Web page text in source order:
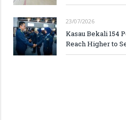
23/07/2026
Kasau Bekali 154
Reach Higher to